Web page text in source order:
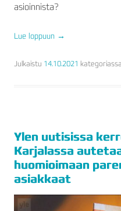
asioinnista?
Lue loppuun →
Julkaistu 14.10.2021 kategoriassa
Ylen uutisissa
Karjalassa
huomioimaan
asiakkaat